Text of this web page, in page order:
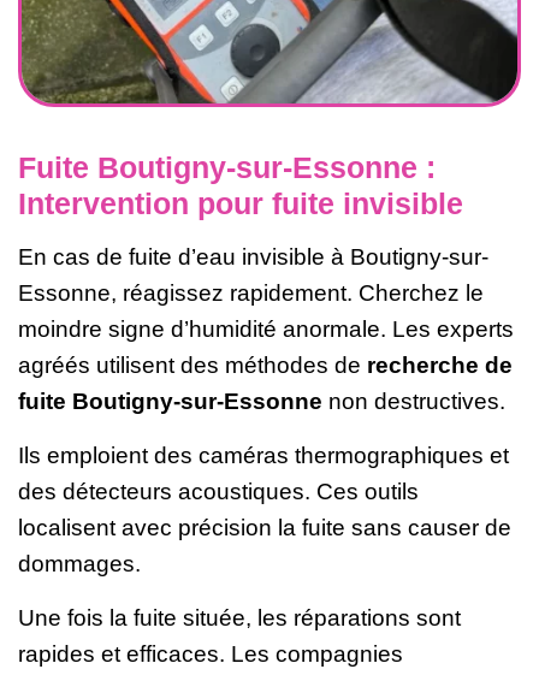
Fuite Boutigny-sur-Essonne :
Intervention pour fuite invisible
En cas de fuite d’eau invisible à Boutigny-sur-
Essonne, réagissez rapidement. Cherchez le
moindre signe d’humidité anormale. Les experts
agréés utilisent des méthodes de recherche de
fuite Boutigny-sur-Essonne non destructives.
Ils emploient des caméras thermographiques et
des détecteurs acoustiques. Ces outils
localisent avec précision la fuite sans causer de
dommages.
Une fois la fuite située, les réparations sont
rapides et efficaces. Les compagnies